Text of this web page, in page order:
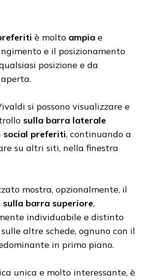
è molto ampia e
e il posizionamento
posizione e da
si possono visualizzare e
sulla barra laterale
social preferiti, continuando a
su altri siti, nella finestra
mostra, opzionalmente, il
sulla barra superiore,
individuabile e distinto
altre schede, ognuno con il
in primo piano.
unica e molto interessante, è